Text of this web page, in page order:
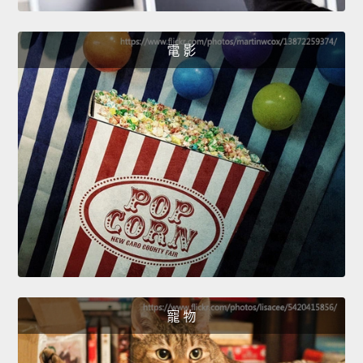
電 影
寵 物